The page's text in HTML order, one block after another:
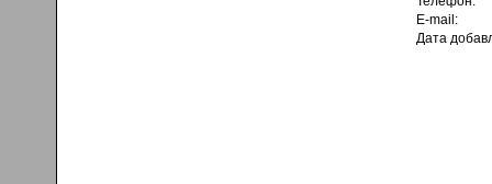
E-mail:
Дата